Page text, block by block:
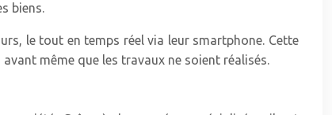
biens.
le tout en temps réel via leur smartphone. Cette
même que les travaux ne soient réalisés.